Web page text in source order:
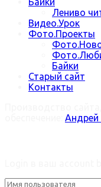
Лениво
Видео.Урок
Фото.Проекты
Байки
Старый сайт
Контакты
Андрей